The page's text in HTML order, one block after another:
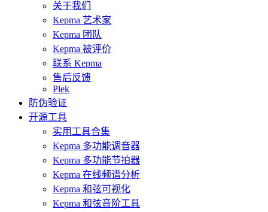
关于我们
Kepma 艺术家
Kepma 团队
Kepma 被评价
联系 Kepma
售后反馈
Plek
防伪验证
开源工具
实用工具合集
Kepma 多功能调音器
Kepma 多功能节拍器
Kepma 在线频谱分析
Kepma 和弦可视化
Kepma 和弦音阶工具